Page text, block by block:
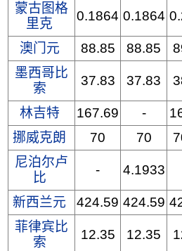
蒙古图格
里克
0.1864 0.1864
澳门元 88.85 88.85
墨西哥比
索
37.83 37.83
林吉特 167.69 -
挪威克朗
70 70
尼泊尔卢
比
- 4.1933
新西兰元 424.59 424.59
菲律宾比
索
12.35 12.35